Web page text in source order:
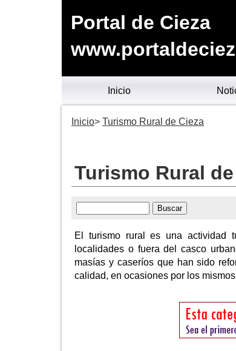
Portal de Cieza
Inicio
Inicio Turismo Rural de Cieza
Turismo Rural
El turismo rural es una actividad
localidades o fuera del casco
masías y caseríos que han sido
calidad, en ocasiones por los